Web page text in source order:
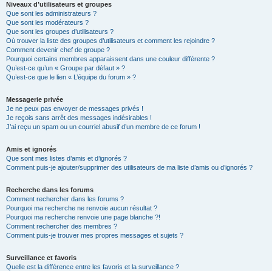
Niveaux d’utilisateurs et groupes
Que sont les administrateurs ?
Que sont les modérateurs ?
Que sont les groupes d’utilisateurs ?
Où trouver la liste des groupes d’utilisateurs et comment les rejoindre ?
Comment devenir chef de groupe ?
Pourquoi certains membres apparaissent dans une couleur différente ?
Qu’est-ce qu’un « Groupe par défaut » ?
Qu’est-ce que le lien « L’équipe du forum » ?
Messagerie privée
Je ne peux pas envoyer de messages privés !
Je reçois sans arrêt des messages indésirables !
J’ai reçu un spam ou un courriel abusif d’un membre de ce forum !
Amis et ignorés
Que sont mes listes d’amis et d’ignorés ?
Comment puis-je ajouter/supprimer des utilisateurs de ma liste d’amis ou d’ignorés ?
Recherche dans les forums
Comment rechercher dans les forums ?
Pourquoi ma recherche ne renvoie aucun résultat ?
Pourquoi ma recherche renvoie une page blanche ?!
Comment rechercher des membres ?
Comment puis-je trouver mes propres messages et sujets ?
Surveillance et favoris
Quelle est la différence entre les favoris et la surveillance ?